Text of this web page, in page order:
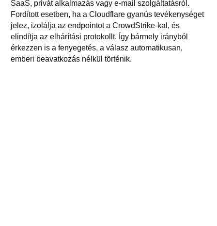
SaaS, privát alkalmazás vagy e-mail szolgáltatásról.
Fordított esetben, ha a Cloudflare gyanús tevékenységet
jelez, izolálja az endpointot a CrowdStrike-kal, és
elindítja az elhárítási protokollt. Így bármely irányból
érkezzen is a fenyegetés, a válasz automatikusan,
emberi beavatkozás nélkül történik.